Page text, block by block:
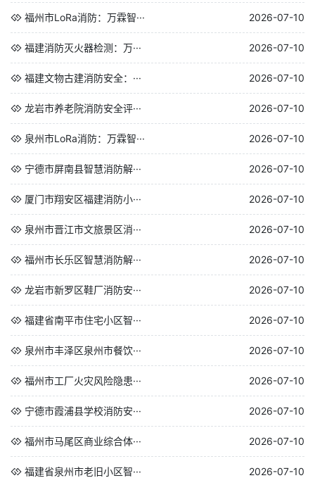
福州市LoRa消防：万霖智··· 2026-07-10
福建消防灭火器检测：万··· 2026-07-10
福建文物古建消防安全：··· 2026-07-10
龙岩市养老院消防安全评··· 2026-07-10
泉州市LoRa消防：万霖智··· 2026-07-10
宁德市屏南县智慧消防解··· 2026-07-10
厦门市翔安区福建消防小··· 2026-07-10
泉州市晋江市文旅景区消··· 2026-07-10
福州市长乐区智慧消防解··· 2026-07-10
龙岩市新罗区鞋厂消防安··· 2026-07-10
福建省南平市住宅小区智··· 2026-07-10
泉州市丰泽区泉州市餐饮··· 2026-07-10
福州市工厂火灾风险隐患··· 2026-07-10
宁德市霞浦县学校消防安··· 2026-07-10
福州市马尾区商业综合体··· 2026-07-10
福建省泉州市老旧小区智··· 2026-07-10